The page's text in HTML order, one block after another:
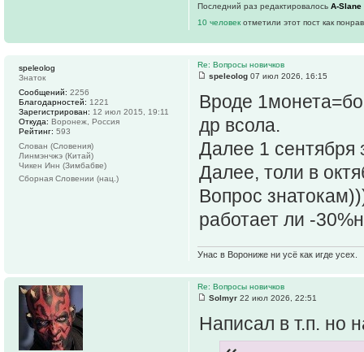
Последний раз редактировалось A-Slane
10 человек отметили этот пост как
Re: Вопросы новичков
speleolog 07 июл 2026, 16:15
Вроде
др всола.
Далее 1 сентября
Далее, толи в
Вопрос
работает ли -
Унас в Ворониже ни усё как игде усех.
speleolog
Знаток
Сообщений: 2256
Благодарностей: 1221
Зарегистрирован: 12 июл 2015, 19:11
Откуда: Воронеж, Россия
Рейтинг: 593
Слован (Словения)
Линмэнчжэ (Китай)
Чикен Инн (Зимбабве)
Сборная Словении (нац.)
Re: Вопросы новичков
Solmyr 22 июл 2026, 22:51
Написал в т.п. но